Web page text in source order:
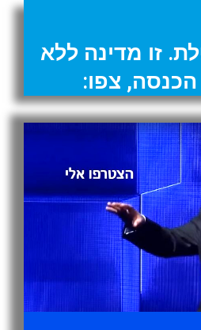
זו מדינה ללא
צפו: